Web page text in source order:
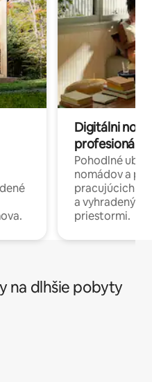
Digitálni
profesionáli
Pohodlné
nomádov a
pracujúcich
a
priestormi.
na dlhšie pobyty